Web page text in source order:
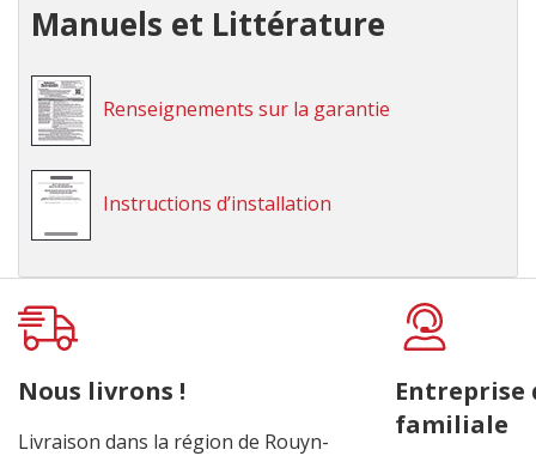
Manuels et Littérature
Renseignements sur la garantie
Instructions d’installation
Onglet
personnalisé
Nous livrons !
Livraison dans la région de Rouyn-
Entreprise
familiale